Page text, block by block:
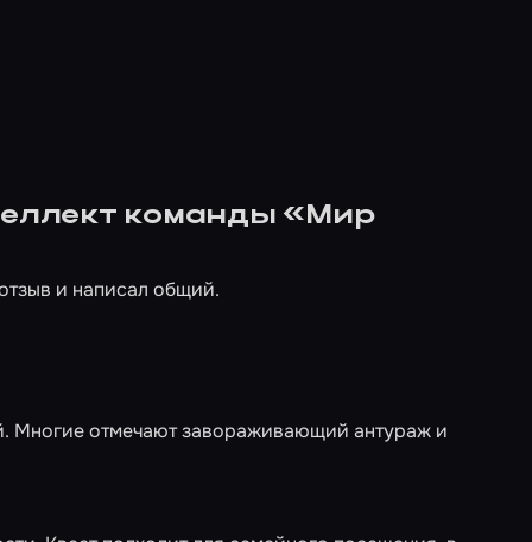
команды «Мир
и написал общий.
Многие отмечают завораживающий антураж и